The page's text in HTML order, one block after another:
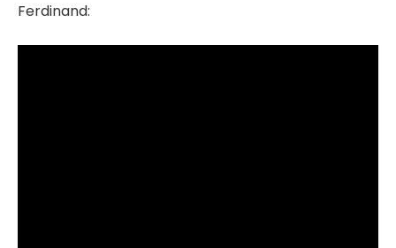
Ferdinand: